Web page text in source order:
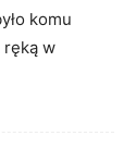
komu
ręką w